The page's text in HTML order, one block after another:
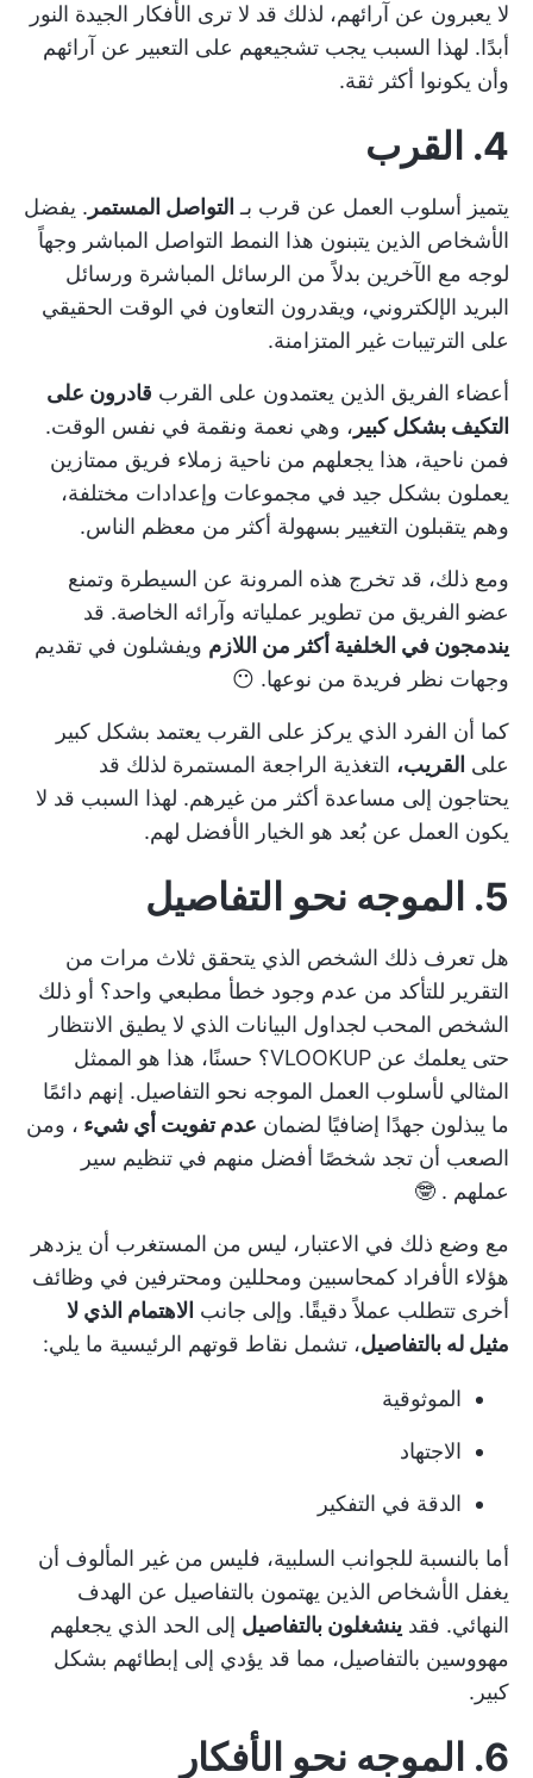
لا يعبرون عن آرائهم، لذلك قد لا ترى الأفكار الجيدة النور
أبدًا. لهذا السبب يجب تشجيعهم على التعبير عن آرائهم
وأن يكونوا أكثر ثقة.
4. القرب
يتميز أسلوب العمل عن قرب بـ التواصل المستمر . يفضل
الأشخاص الذين يتبنون هذا النمط التواصل المباشر وجهاً
لوجه مع الآخرين بدلاً من الرسائل المباشرة ورسائل
البريد الإلكتروني، ويقدرون التعاون في الوقت الحقيقي
على الترتيبات غير المتزامنة.
أعضاء الفريق الذين يعتمدون على القرب قادرون على
التكيف بشكل كبير ، وهي نعمة ونقمة في نفس الوقت.
فمن ناحية، هذا يجعلهم من ناحية زملاء فريق ممتازين
يعملون بشكل جيد في مجموعات وإعدادات مختلفة،
وهم يتقبلون التغيير بسهولة أكثر من معظم الناس.
ومع ذلك، قد تخرج هذه المرونة عن السيطرة وتمنع
عضو الفريق من تطوير عملياته وآرائه الخاصة. قد
يندمجون في الخلفية أكثر من اللازم ويفشلون في تقديم
وجهات نظر فريدة من نوعها. 😶
كما أن الفرد الذي يركز على القرب يعتمد بشكل كبير
على القريب، التغذية الراجعة المستمرة لذلك قد
يحتاجون إلى مساعدة أكثر من غيرهم. لهذا السبب قد لا
يكون العمل عن بُعد هو الخيار الأفضل لهم.
5. الموجه نحو التفاصيل
هل تعرف ذلك الشخص الذي يتحقق ثلاث مرات من
التقرير للتأكد من عدم وجود خطأ مطبعي واحد؟ أو ذلك
الشخص المحب لجداول البيانات الذي لا يطيق الانتظار
حتى يعلمك عن VLOOKUP؟ حسنًا، هذا هو الممثل
المثالي لأسلوب العمل الموجه نحو التفاصيل. إنهم دائمًا
ما يبذلون جهدًا إضافيًا لضمان عدم تفويت أي شيء ، ومن
الصعب أن تجد شخصًا أفضل منهم في تنظيم سير
عملهم . 🤓
مع وضع ذلك في الاعتبار، ليس من المستغرب أن يزدهر
هؤلاء الأفراد كمحاسبين ومحللين ومحترفين في وظائف
أخرى تتطلب عملاً دقيقًا. وإلى جانب الاهتمام الذي لا
مثيل له بالتفاصيل، تشمل نقاط قوتهم الرئيسية ما يلي:
الموثوقية
الاجتهاد
الدقة في التفكير
أما بالنسبة للجوانب السلبية، فليس من غير المألوف أن
يغفل الأشخاص الذين يهتمون بالتفاصيل عن الهدف
النهائي. فقد ينشغلون بالتفاصيل إلى الحد الذي يجعلهم
مهووسين بالتفاصيل، مما قد يؤدي إلى إبطائهم بشكل
كبير.
6. الموجه نحو الأفكار